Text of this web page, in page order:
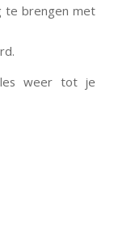
te brengen met
weer tot je